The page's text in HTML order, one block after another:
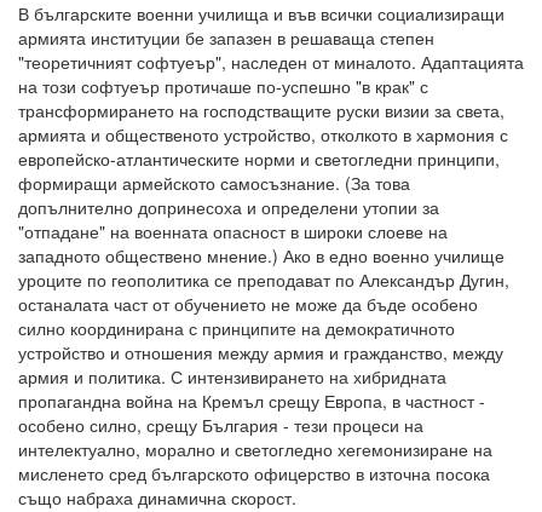
В българските военни училища и във всички социализиращи
армията институции бе запазен в решаваща степен
"теоретичният софтуеър", наследен от миналото. Адаптацията
на този софтуеър протичаше по-успешно "в крак" с
трансформирането на господстващите руски визии за света,
армията и общественото устройство, отколкото в хармония с
европейско-атлантическите норми и светогледни принципи,
формиращи армейското самосъзнание. (За това
допълнително допринесоха и определени утопии за
"отпадане" на военната опасност в широки слоеве на
западното обществено мнение.) Ако в едно военно училище
уроците по геополитика се преподават по Александър Дугин,
останалата част от обучението не може да бъде особено
силно координирана с принципите на демократичното
устройство и отношения между армия и гражданство, между
армия и политика. С интензивирането на хибридната
пропагандна война на Кремъл срещу Европа, в частност -
особено силно, срещу България - тези процеси на
интелектуално, морално и светогледно хегемонизиране на
мисленето сред българското офицерство в източна посока
също набраха динамична скорост.